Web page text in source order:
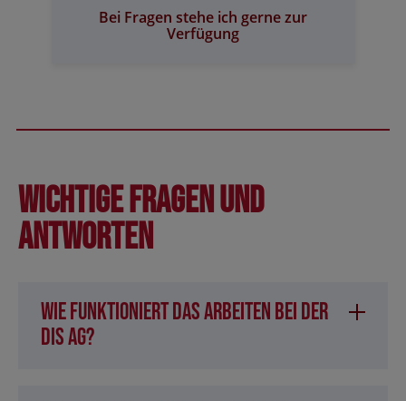
Bei Fragen stehe ich gerne zur
Verfügung
Wichtige Fragen und
Antworten
Wie funktioniert das Arbeiten bei der
DIS AG?